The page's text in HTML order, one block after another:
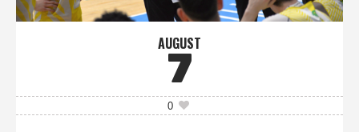
AUGUST
7
0